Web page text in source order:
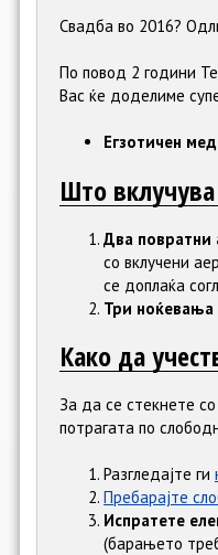
Свадба во 2016?
По повод 2 години
Вас ќе доделиме
Егзотичен
Што
Два повратни
со вклучени
се доплаќа
Три ноќевања
Како да
За да се стекнете
потрагата по
Разгледајте ги
Пребарајте
Испратете
(барањето